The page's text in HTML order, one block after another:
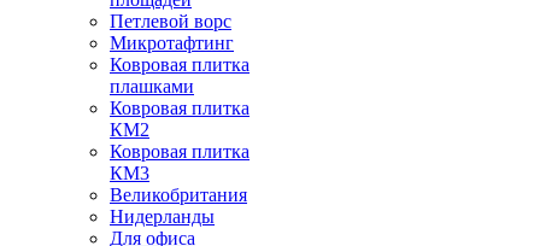
Петлевой ворс
Микротафтинг
Ковровая плитка
плашками
Ковровая плитка
КМ2
Ковровая плитка
КМ3
Великобритания
Нидерланды
Для офиса